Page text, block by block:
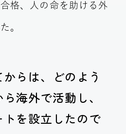
格、人の命を助ける外
。
らは、どのよう
海外で活動し、
トを設立したので